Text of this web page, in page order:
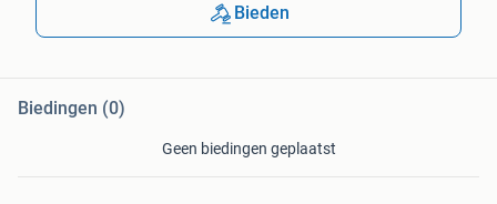
Bieden
Biedingen (0)
Geen biedingen geplaatst